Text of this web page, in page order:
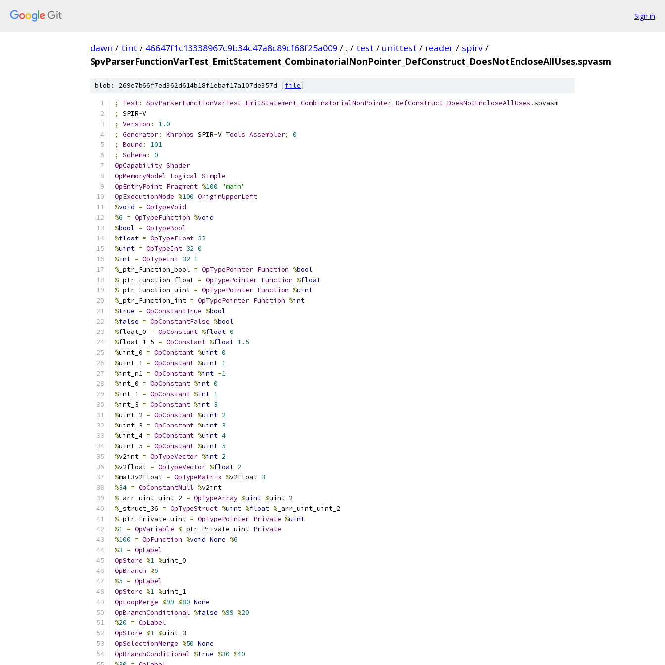
Sign in
dawn / tint / 46647f1c13338967c9b34c47a8c89cf68f25a009 / . / test / unittest / reader / spirv /
SpvParserFunctionVarTest_EmitStatement_CombinatorialNonPointer_DefConstruct_DoesNotEncloseAllUses.spvasm
blob: 269e7b66f7ed362d614b18f1ebaf17a107de357d [file]
; Test: SpvParserFunctionVarTest_EmitStatement_CombinatorialNonPointer_DefConstruct_DoesNotEncloseAllUses .spvasm
;
SPIR-V
;
Version :
1.0
;
Generator: Khronos SPIR-V Tools Assembler;
0
;
Bound :
101
;
Schema :
0
OpCapability Shader
OpMemoryModel Logical Simple
OpEntryPoint Fragment %100 "main"
OpExecutionMode %100 OriginUpperLeft
%void = OpTypeVoid
%6 = OpTypeFunction %void
%bool = OpTypeBool
%float = OpTypeFloat 32
%uint = OpTypeInt 32 0
%int = OpTypeInt 32 1
% _ptr_Function_bool = OpTypePointer Function %bool
% _ptr_Function_float = OpTypePointer Function %float
% _ptr_Function_uint = OpTypePointer Function %uint
% _ptr_Function_int = OpTypePointer Function %int
%true = OpConstantTrue %bool
%false = OpConstantFalse %bool
%float_0 = OpConstant %float 0
%float_1_5 = OpConstant %float 1.5
%uint_0 = OpConstant %uint 0
%uint_1 = OpConstant %uint 1
%int_n1 = OpConstant %int -1
%int_0 = OpConstant %int 0
%int_1 = OpConstant %int 1
%int_3 = OpConstant %int 3
%uint_2 = OpConstant %uint 2
%uint_3 = OpConstant %uint 3
%uint_4 = OpConstant %uint 4
%uint_5 = OpConstant %uint 5
%v2int = OpTypeVector %int 2
%v2float = OpTypeVector %float 2
%mat3v2float = OpTypeMatrix %v2float 3
%34 = OpConstantNull %v2int
% _arr_uint_uint_2 = OpTypeArray %uint %uint_2
% _struct_36 = OpTypeStruct %uint %float % _arr_uint_uint_2
% _ptr_Private_uint = OpTypePointer Private %uint
%1 = OpVariable % _ptr_Private_uint Private
%100 = OpFunction %void None %6
%3 = OpLabel
OpStore %1 %uint_0
OpBranch %5
%5 = OpLabel
OpStore %1 %uint_1
OpLoopMerge %99 %80 None
OpBranchConditional %false %99 %20
%20 = OpLabel
OpStore %1 %uint_3
OpSelectionMerge %50 None
OpBranchConditional %true %30 %40